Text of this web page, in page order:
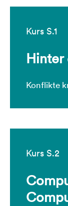
Kurs S.1
Hinter
Konflikte
Kurs S.2